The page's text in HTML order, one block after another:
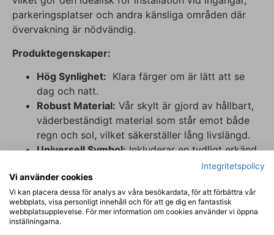
parkeringsplatser och andra känsliga områden där
övervakning är nödvändig.
Produktegenskaper:
Hög Synlighet: Klara färger om är lätt att se
dag och natt.
Robust Material: Vår skylt är gjord av hållbart,
väderbeständigt material som står emot både
regn och sol, vilket säkerställer lång livslängd.
Universell Symbol:Inkluderar en tydligt erkänd
symbol för videoövervakning samt text på både
svenska och engelska, vilket gör budskapet
klart för alla besökare.
Enkel Installation:Kommer med starkt
dubbelhäftande material och är enkel att
Integritetspolicy
Vi använder cookies
Vi kan placera dessa för analys av våra besökardata, för att förbättra vår
webbplats, visa personligt innehåll och för att ge dig en fantastisk
webbplatsupplevelse. För mer information om cookies använder vi öppna
inställningarna.